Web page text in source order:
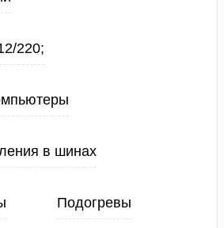
220;
в шинах
Подогревы